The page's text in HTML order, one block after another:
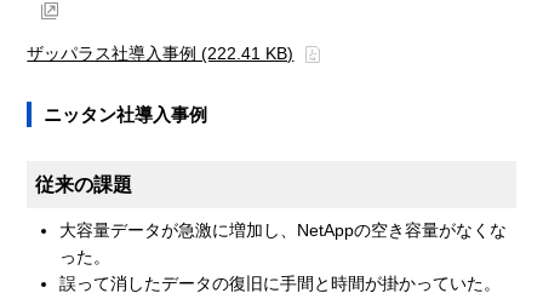
ザッパラス社導入事例 (222.41 KB)
ニッタン社導入事例
従来の課題
大容量データが急激に増加し、NetAppの空き容量がなくな
った。
誤って消したデータの復旧に手間と時間が掛かっていた。